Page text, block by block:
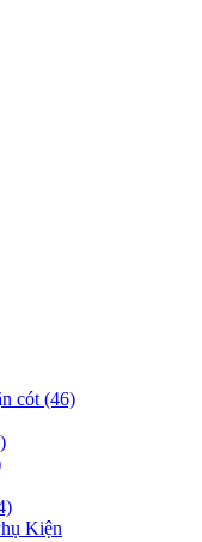
cót (46)
Kiện